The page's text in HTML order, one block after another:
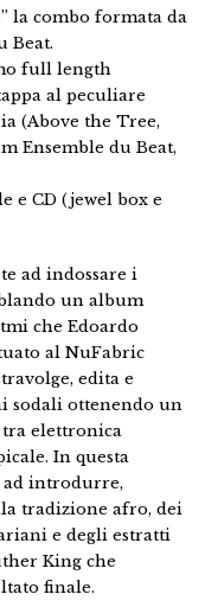
la combo formata da
Beat.
full length
al peculiare
(Above the Tree,
Ensemble du Beat,
e CD (jewel box e
ad indossare i
un album
che Edoardo
al NuFabric
edita e
sodali ottenendo un
tra elettronica
In questa
ad introdurre,
tradizione afro, dei
e degli estratti
King che
finale.